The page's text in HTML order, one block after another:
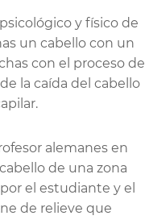
y físico de
un cabello con un
con el proceso de
la caída del cabello
alemanes en
de una zona
el estudiante y el
de relieve que